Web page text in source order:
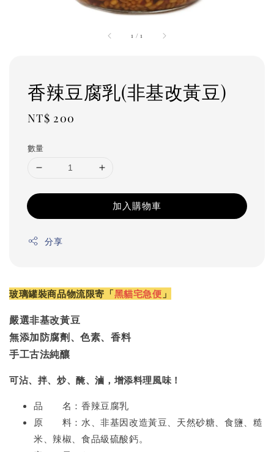
1 /1
香辣豆腐乳(非基改黃豆)
Regular
NT$ 200
數量
加入購物車
分享
玻璃罐裝商品物流限寄「黑貓宅急便 」
嚴選非基改黃豆
無添加防腐劑、色素、香料
手工古法純釀
可沾、拌、炒、醃、滷，增添料理風味！
品 名：香辣豆腐乳
原 料：水、非基因改造黃豆、天然砂糖、食鹽、糙
米、辣椒、食品級硫酸鈣。